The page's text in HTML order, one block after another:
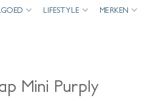
LIFESTYLE MERKEN
Mini Purply